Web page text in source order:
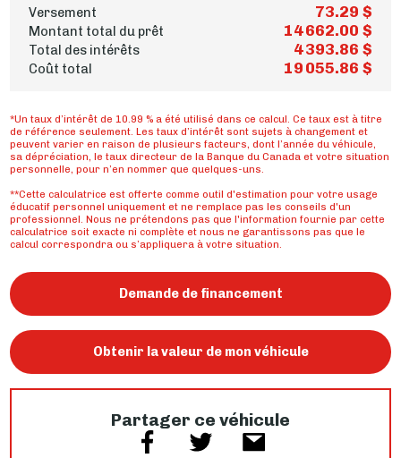
Versement 73.29 $
Montant total du prêt 14 662.00 $
Total des intérêts 4 393.86 $
Coût total 19 055.86 $
*Un taux d’intérêt de 10.99 % a été utilisé dans ce calcul. Ce taux est à titre
de référence seulement. Les taux d’intérêt sont sujets à changement et
peuvent varier en raison de plusieurs facteurs, dont l’année du véhicule,
sa dépréciation, le taux directeur de la Banque du Canada et votre situation
personnelle, pour n’en nommer que quelques-uns.
**Cette calculatrice est offerte comme outil d'estimation pour votre usage
éducatif personnel uniquement et ne remplace pas les conseils d'un
professionnel. Nous ne prétendons pas que l'information fournie par cette
calculatrice soit exacte ni complète et nous ne garantissons pas que le
calcul correspondra ou s’appliquera à votre situation.
Demande de financement
Obtenir la valeur de mon véhicule
Partager ce véhicule